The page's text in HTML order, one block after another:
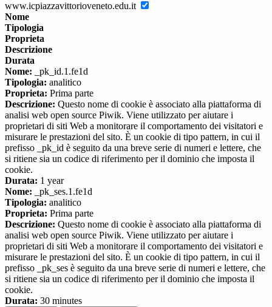
www.icpiazzavittorioveneto.edu.it
Nome
Tipologia
Proprieta
Descrizione
Durata
Nome: _pk_id.1.fe1d
Tipologia: analitico
Proprieta: Prima parte
Descrizione: Questo nome di cookie è associato alla piattaforma di
analisi web open source Piwik. Viene utilizzato per aiutare i
proprietari di siti Web a monitorare il comportamento dei visitatori e
misurare le prestazioni del sito. È un cookie di tipo pattern, in cui il
prefisso _pk_id è seguito da una breve serie di numeri e lettere, che
si ritiene sia un codice di riferimento per il dominio che imposta il
cookie.
Durata: 1 year
Nome: _pk_ses.1.fe1d
Tipologia: analitico
Proprieta: Prima parte
Descrizione: Questo nome di cookie è associato alla piattaforma di
analisi web open source Piwik. Viene utilizzato per aiutare i
proprietari di siti Web a monitorare il comportamento dei visitatori e
misurare le prestazioni del sito. È un cookie di tipo pattern, in cui il
prefisso _pk_ses è seguito da una breve serie di numeri e lettere, che
si ritiene sia un codice di riferimento per il dominio che imposta il
cookie.
Durata: 30 minutes